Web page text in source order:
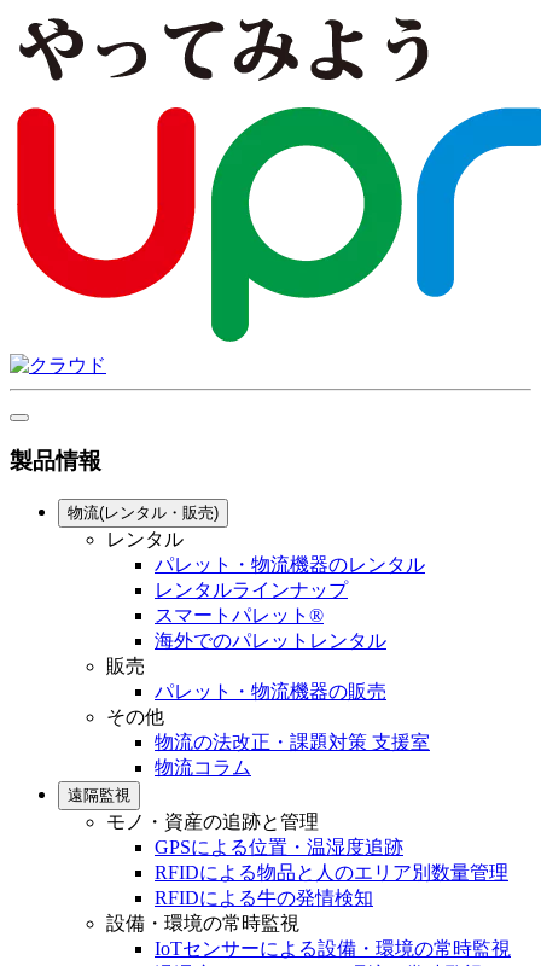
製品情報
物流(レンタル・販売)
レンタル
パレット・物流機器のレンタル
レンタルラインナップ
スマートパレット®
海外でのパレットレンタル
販売
パレット・物流機器の販売
その他
物流の法改正・課題対策 支援室
物流コラム
遠隔監視
モノ・資産の追跡と管理
GPSによる位置・温湿度追跡
RFIDによる物品と人のエリア別数量管理
RFIDによる牛の発情検知
設備・環境の常時監視
IoTセンサーによる設備・環境の常時監視